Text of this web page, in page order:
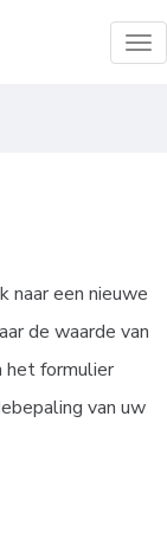
naar een nieuwe
de waarde van
het formulier
van uw